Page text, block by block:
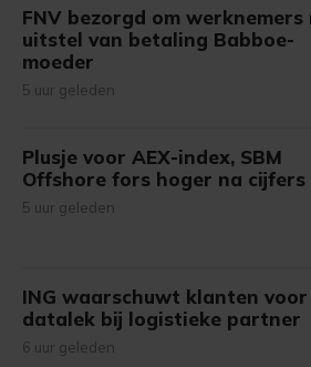
FNV bezorgd om werknemers
uitstel van betaling Babboe-
moeder
5 uur geleden
Plusje voor AEX-index, SBM
Offshore fors hoger na cijfers
5 uur geleden
ING waarschuwt klanten voor
datalek bij logistieke partner
6 uur geleden